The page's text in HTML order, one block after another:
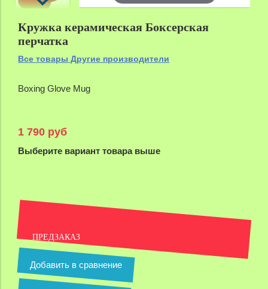
Кружка керамическая Боксерская
перчатка
Все товары Другие производители
Boxing Glove Mug
1 790 руб
Выберите вариант товара выше
ПРЕДЗАКАЗ
Добавить в сравнение